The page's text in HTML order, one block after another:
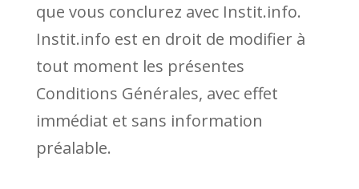
que vous conclurez avec Instit.info.
Instit.info est en droit de modifier à
tout moment les présentes
Conditions Générales, avec effet
immédiat et sans information
préalable.